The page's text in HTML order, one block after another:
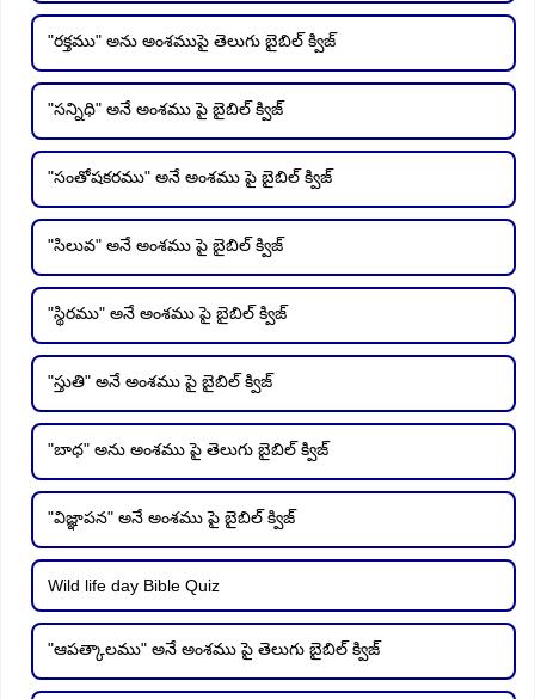
"రక్తము" అను అంశముపై తెలుగు బైబిల్ క్విజ్
"సన్నిధి" అనే అంశము పై బైబిల్ క్విజ్
"సంతోషకరము" అనే అంశము పై బైబిల్ క్విజ్
"సిలువ" అనే అంశము పై బైబిల్ క్విజ్
"స్థిరము" అనే అంశము పై బైబిల్ క్విజ్
"స్తుతి" అనే అంశము పై బైబిల్ క్విజ్
"బాధ" అను అంశము పై తెలుగు బైబిల్ క్విజ్
"విజ్ఞాపన" అనే అంశము పై బైబిల్ క్విజ్
Wild life day Bible Quiz
"ఆపత్కాలము" అనే అంశము పై తెలుగు బైబిల్ క్విజ్